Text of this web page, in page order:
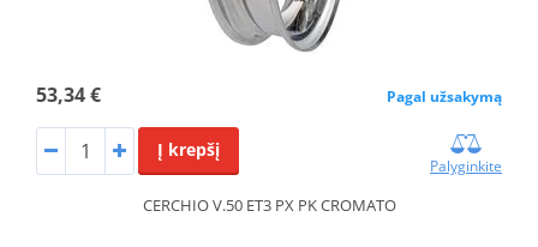
53,34 € Pagal užsakymą
Į krepšį
Palyginkite
CERCHIO V.50 ET3 PX PK CROMATO